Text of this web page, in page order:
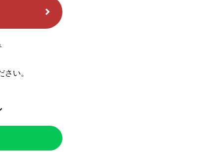
い。